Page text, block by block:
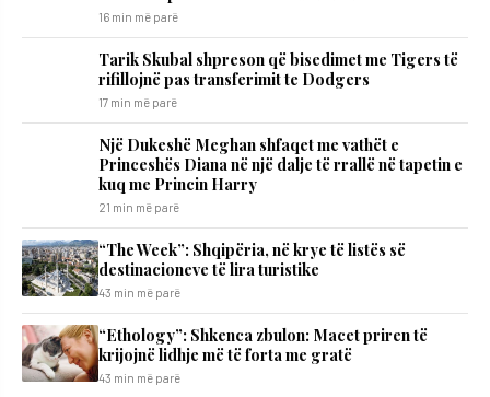
16 min më parë
Tarik Skubal shpreson që bisedimet me Tigers të
rifillojnë pas transferimit te Dodgers
17 min më parë
Një Dukeshë Meghan shfaqet me vathët e
Princeshës Diana në një dalje të rrallë në tapetin e
kuq me Princin Harry
21 min më parë
“The Week”: Shqipëria, në krye të listës së
destinacioneve të lira turistike
43 min më parë
“Ethology”: Shkenca zbulon: Macet priren të
krijojnë lidhje më të forta me gratë
43 min më parë